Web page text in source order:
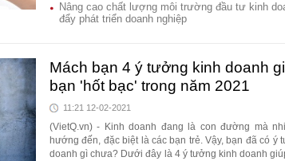
Nâng cao chất lượng môi trường đầu tư kinh
đẩy phát triển doanh nghiệp
Mách bạn 4 ý tưởng kinh doanh
bạn 'hốt bạc' trong năm 2021
11:21 12-02-2021
(VietQ.vn) - Kinh doanh đang là con đường mà
hướng đến, đặc biệt là các bạn trẻ. Vậy, bạn đã có ý
doanh gì chưa? Dưới đây là 4 ý tưởng kinh doanh